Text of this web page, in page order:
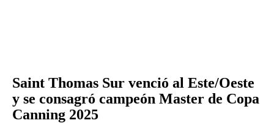
Saint Thomas Sur venció al Este/Oeste
y se consagró campeón Master de Copa
Canning 2025